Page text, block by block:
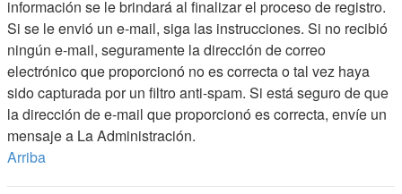
información se le brindará al finalizar el proceso de registro.
Si se le envió un e-mail, siga las instrucciones. Si no recibió
ningún e-mail, seguramente la dirección de correo
electrónico que proporcionó no es correcta o tal vez haya
sido capturada por un filtro anti-spam. Si está seguro de que
la dirección de e-mail que proporcionó es correcta, envíe un
mensaje a La Administración.
Arriba